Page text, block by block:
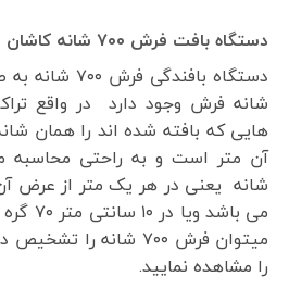
دستگاه بافت فرش ۷۰۰ شانه کاشان
دستگاه
شانه فرش وجود دارد در واقع
هایی که بافته شده اند را همان
می
میتوان فرش ۷۰۰ شانه را تشخیص داد. انواع
را مشاهده نمایید.